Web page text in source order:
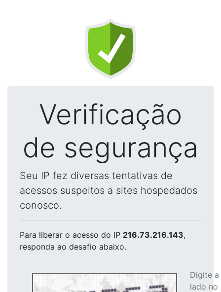
Verificação
de segurança
Seu IP fez diversas tentativas de
acessos suspeitos a sites hospedados
conosco.
Para liberar o acesso do IP 216.73.216.143,
responda ao desafio abaixo.
Digite
lado no